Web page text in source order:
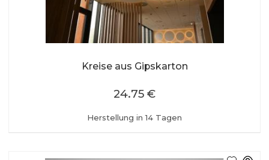
Kreise aus Gipskarton
Herstellung in 14 Tagen
24.75 €